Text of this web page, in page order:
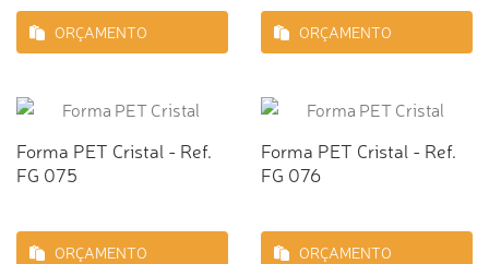
ORÇAMENTO ORÇAMENTO
Forma PET Cristal - Ref.
FG 075
ORÇAMENTO
Forma PET Cristal - Ref.
FG 076
ORÇAMENTO